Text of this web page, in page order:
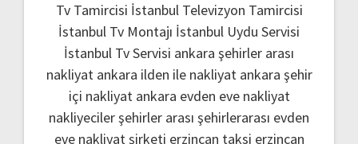
Tv Tamircisi İstanbul Televizyon Tamircisi
İstanbul Tv Montajı İstanbul Uydu Servisi
İstanbul Tv Servisi ankara şehirler arası
nakliyat ankara ilden ile nakliyat ankara şehir
içi nakliyat ankara evden eve nakliyat
nakliyeciler şehirler arası şehirlerarası evden
eve nakliyat şirketi erzincan taksi erzincan